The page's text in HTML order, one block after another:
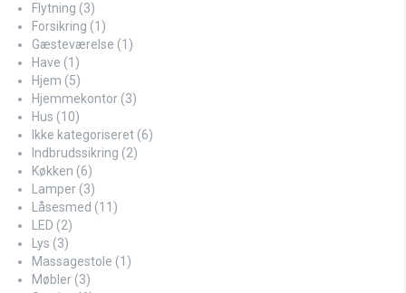
Flytning (3)
Forsikring (1)
Gæsteværelse (1)
Have (1)
Hjem (5)
Hjemmekontor (3)
Hus (10)
Ikke kategoriseret (6)
Indbrudssikring (2)
Køkken (6)
Lamper (3)
Låsesmed (11)
LED (2)
Lys (3)
Massagestole (1)
Møbler (3)